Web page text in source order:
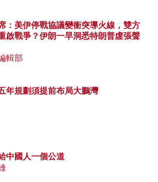
：美伊停戰協議變衝突導火線，雙方
啟戰爭？伊朗一早洞悉特朗普虛張聲
輯部
年規劃須提前布局大鵬灣
中國人一個公道